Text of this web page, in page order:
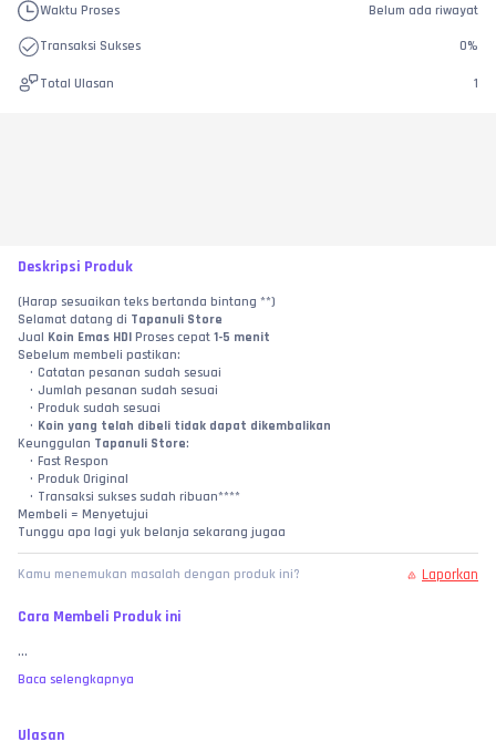
Waktu Proses Belum ada riwayat
Transaksi Sukses 0%
Total Ulasan 1
Deskripsi Produk
(Harap sesuaikan teks bertanda bintang **)
Selamat datang di Tapanuli Store
Jual Koin Emas HDI Proses cepat 1-5 menit
Sebelum membeli pastikan:
Catatan pesanan sudah sesuai
Jumlah pesanan sudah sesuai
Produk sudah sesuai
Koin yang telah dibeli tidak dapat dikembalikan
Keunggulan Tapanuli Store
Fast Respon
Produk Original
Transaksi sukses sudah ribuan****
Membeli = Menyetujui
Tunggu apa lagi yuk belanja sekarang jugaa
Kamu menemukan masalah dengan produk ini? Laporkan
Cara Membeli Produk ini
...
Baca selengkapnya
Ulasan